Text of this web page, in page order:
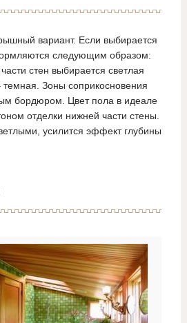
вариант. Если выбирается
следующим образом:
стен выбирается светлая
Зоны соприкосновения
бордюром. Цвет пола в идеале
отделки нижней части стены.
усилится эффект глубины